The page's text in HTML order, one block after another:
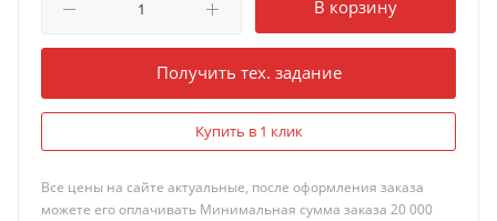
В корзину
Получить тех. задание
Купить в 1 клик
Все цены на сайте актуальные, после оформления заказа
можете его оплачивать Минимальная сумма заказа 20 000